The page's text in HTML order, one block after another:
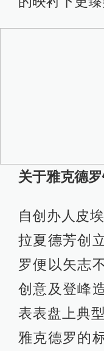
关于雅克德
自创办人皮
拉夏德芳创
罗便以矢志
创意及登峰
表表盘上典
雅克德罗的